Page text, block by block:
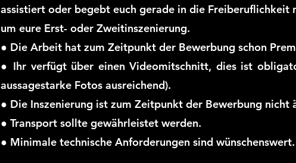
assistiert oder begebt euch gerade in die Freiberuflichkeit
um eure Erst- oder Zweitinszenierung.
● Die Arbeit hat zum Zeitpunkt der Bewerbung schon
● Ihr verfügt über einen Videomitschnitt, dies ist
aussagestarke Fotos ausreichend).
● Die Inszenierung ist zum Zeitpunkt der Bewerbung nicht
● Transport sollte gewährleistet werden.
● Minimale technische Anforderungen sind wünschenswert.